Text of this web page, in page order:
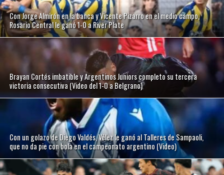
Con Jorge Almirón en la banca y Vicente Pizarro en el medio campo,
Rosario Central le ganó 1-0 a River Plate
Brayan Cortés imbatible y Argentinos Juniors completo su tercera
victoria consecutiva (Video del 1-0 a Belgrano)
Con un golazo de Diego Valdés, Vélez le ganó al Talleres de Sampaoli,
que no da pie con bola en el campeonato argentino (Video)